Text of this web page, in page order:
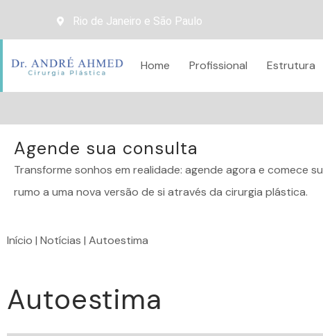
Rio de Janeiro e São Paulo REDEFINA
Home Profissional Estrutura
Agende sua consulta
Transforme sonhos em realidade: agende agora e comece
rumo a uma nova versão de si através da cirurgia plástica.
Início | Notícias | Autoestima
Autoestima